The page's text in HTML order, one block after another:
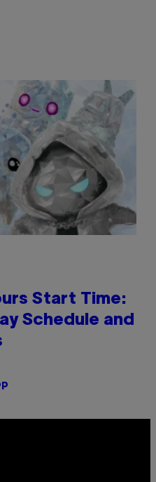
Start Time:
Schedule and